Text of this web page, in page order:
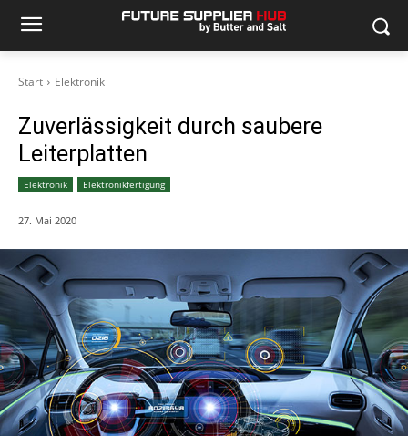
Start Elektronik
Zuverlässigkeit durch saubere
Leiterplatten
Elektronik Elektronikfertigung
27. Mai 2020